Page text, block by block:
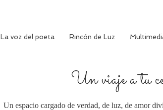
La voz del poeta Rincón de Luz
Un viaje a tu
Un espacio cargado de verdad, de luz, de amor